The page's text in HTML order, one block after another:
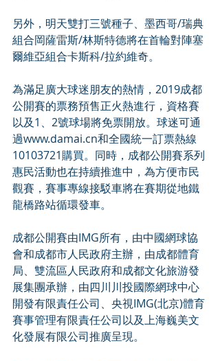
另外，明天雙打三號種子、墨西哥/瑞典
組合岡薩雷斯/林斯特德將在首輪對陣塞
爾維亞組合卡斯科/拉約維奇。
為滿足廣大球迷朋友的熱情，2019成都
公開賽的票務預售正火熱進行，資格賽
以及1、2號球場將免票開放。球迷可通
過www.damai.cn和全國統一訂票熱線
10103721購買。同時，成都公開賽系列
惠民活動也在持續推進中，為方便市民
觀賽，賽事專線接駁車將在賽期從地鐵
龍橋路站循環發車。
成都公開賽由IMG所有，由中國網球協
會和成都市人民政府主辦，由成都體育
局、雙流區人民政府和成都文化旅游發
展集團承辦，由四川川投國際網球中心
開發有限責任公司、央視IMG(北京)體育
賽事管理有限責任公司以及上海巍美文
化發展有限公司推廣呈現。